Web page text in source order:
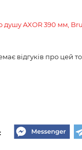
AXOR 390 мм,
відгуків про цей